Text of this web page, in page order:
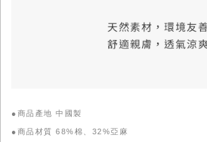
●商品產地 中國製
●商品材質 68%棉、32%亞麻